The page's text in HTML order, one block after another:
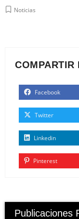
Noticias
COMPARTIR
Facebook
Twitter
Linkedin
Pinterest
Publicaciones